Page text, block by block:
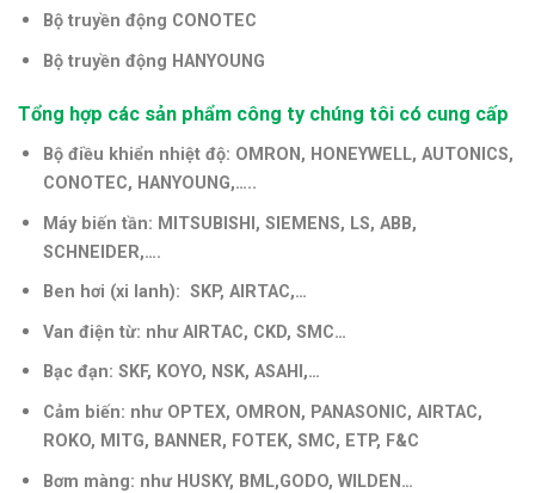
Bộ truyền động CONOTEC
Bộ truyền động HANYOUNG
Tổng hợp các sản phẩm công ty chúng tôi có cung cấp
Bộ điều khiển nhiệt độ: OMRON , HONEYWELL, AUTONICS,
CONOTEC, HANYOUNG,…..
Máy biến tần: MITSUBISHI , SIEMENS, LS, ABB,
SCHNEIDER,….
Ben hơi (xi lanh): SKP, AIRTAC,…
Van điện từ: như AIRTAC, CKD, SMC…
Bạc đạn: SKF, KOYO, NSK, ASAHI,…
Cảm biến: như OPTEX, OMRON, PANASONIC, AIRTAC,
ROKO, MITG, BANNER, FOTEK, SMC, ETP, F&C
Bơm màng: như HUSKY, BML,GODO, WILDEN…